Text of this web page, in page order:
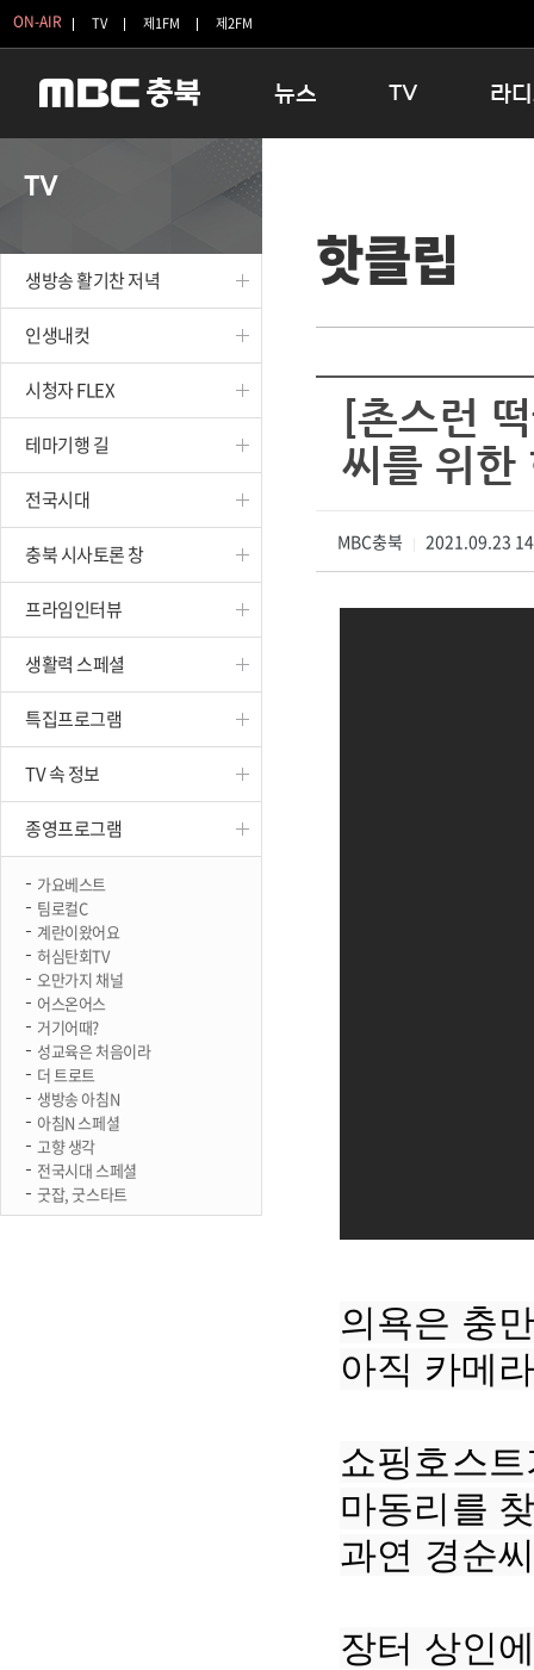
ON-AIR TV 제1FM 제2FM
뉴스
보은
옥천
TV
테마기행 길
전국시대
TV 속 정보
종영프로그램
라
라디오특
TV
생방송 활기찬 저녁
인생내컷
시청자 FLEX
테마기행 길
전국시대
충북 시사토론 창
프라임인터뷰
생활력 스페셜
특집프로그램
TV 속 정보
종영프로그램
가요베스트
팀로컬C
계란이왔어요
허심탄회TV
오만가지 채널
어스온어스
거기어때?
성교육은 처음이라
더 트로트
생방송 아침N
아침N 스페셜
고향 생각
전국시대 스페셜
굿잡, 굿스타트
핫클립
[촌스런
씨를 위한
MBC충북 2021.09.23
의욕은 충
아직 카메
쇼핑호스
마동리를
과연 경순
장터 상인